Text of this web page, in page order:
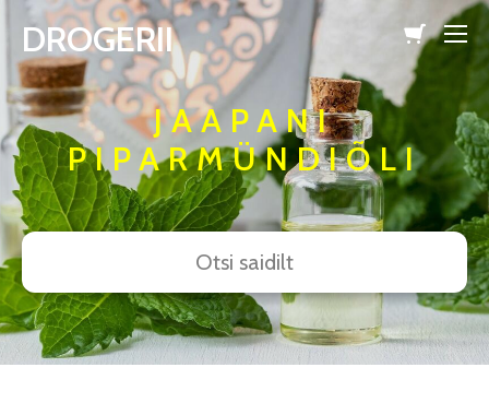
lisati ostukorvi. Vaata ostukorvi
DROGERII
JAAPANI
PIPARMÜNDIÕLI